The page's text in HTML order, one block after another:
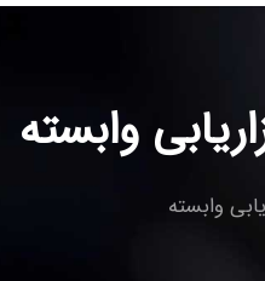
Type and hit enter
وابسته
وابسته